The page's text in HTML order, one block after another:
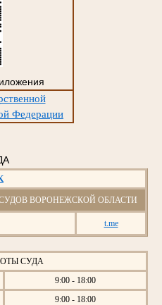
Федерации
ВОРОНЕЖСКОЙ ОБЛАСТИ
t.me
СУДА
9:00 - 18:00
9:00 - 18:00